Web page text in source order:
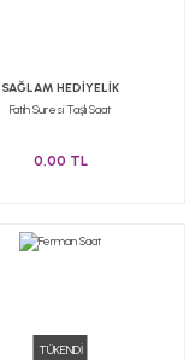
SAĞLAM HEDİYELİK
Fatih Suresi Taşlı Saat
0,00 TL
TÜKENDİ